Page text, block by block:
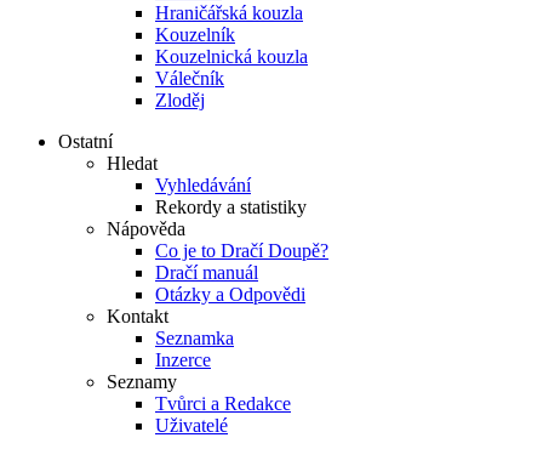
Hraničářská kouzla
Kouzelník
Kouzelnická kouzla
Válečník
Zloděj
Ostatní
Hledat
Vyhledávání
Rekordy a statistiky
Nápověda
Co je to Dračí Doupě?
Dračí manuál
Otázky a Odpovědi
Kontakt
Seznamka
Inzerce
Seznamy
Tvůrci a Redakce
Uživatelé